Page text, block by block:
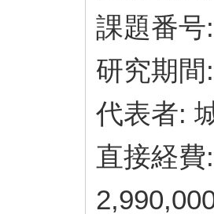
課題番号
研究期
代表者:
直接経